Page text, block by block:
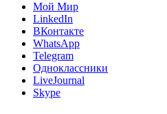
Мой Мир
LinkedIn
ВКонтакте
WhatsApp
Telegram
Одноклассники
LiveJournal
Skype